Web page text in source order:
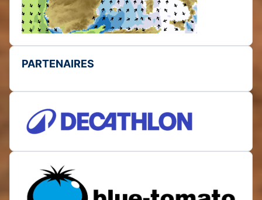
PARTENAIRES